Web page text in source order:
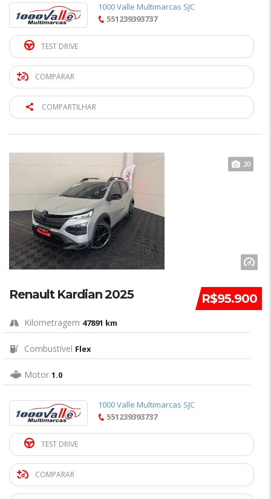
1000 Valle Multimarcas SJC
551239393737
TEST DRIVE
COMPARAR
COMPARTILHAR
20
R$95.900
Renault Kardian 2025
Kilometragem 47891 km
Combustível Flex
Motor 1.0
1000 Valle Multimarcas SJC
551239393737
TEST DRIVE
COMPARAR